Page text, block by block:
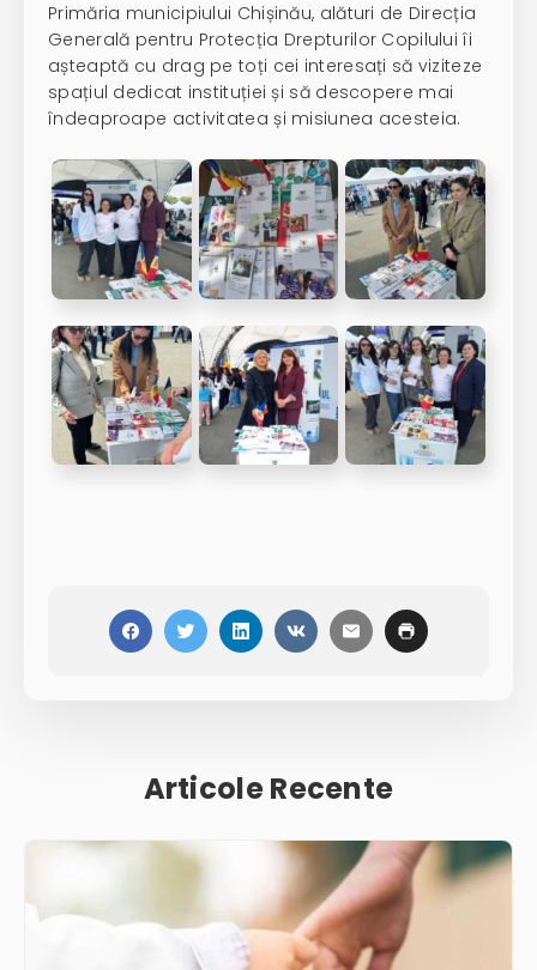
Primăria municipiului Chișinău, alături de Direcția
Generală pentru Protecția Drepturilor Copilului îi
așteaptă cu drag pe toți cei interesați să viziteze
spațiul dedicat instituției și să descopere mai
îndeaproape activitatea și misiunea acesteia.
Articole Recente